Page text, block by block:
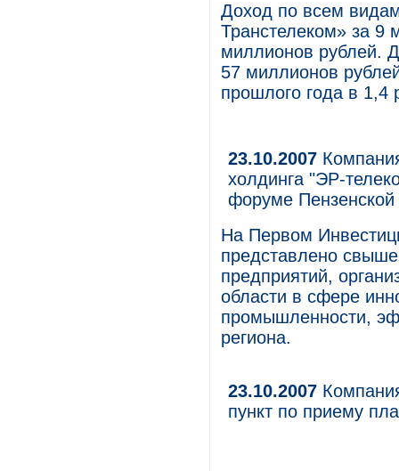
Доход по всем
Транстелеком» за 9
миллионов рублей.
57 миллионов
прошлого года в 1,4
23.10.2007
холдинга "ЭР-
форуме Пензенской
На Первом
представлено
предприятий,
области в сфере
промышленности,
региона.
23.10.2007
пункт по приему